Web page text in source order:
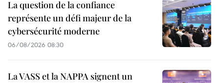
La question de la confiance
représente un défi majeur de la
cybersécurité moderne
06/08/2026 08:30
La VASS et la NAPPA signent un